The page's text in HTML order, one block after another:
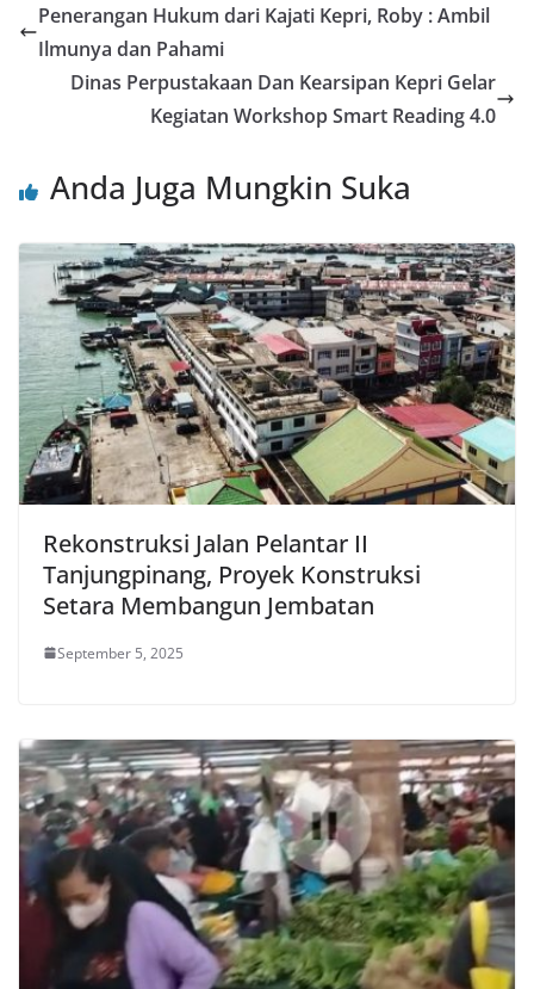
Penerangan Hukum dari Kajati Kepri, Roby : Ambil
Ilmunya dan Pahami
Dinas Perpustakaan Dan Kearsipan Kepri Gelar
Kegiatan Workshop Smart Reading 4.0
Anda Juga Mungkin Suka
Rekonstruksi Jalan Pelantar II
Tanjungpinang, Proyek Konstruksi
Setara Membangun Jembatan
September 5, 2025